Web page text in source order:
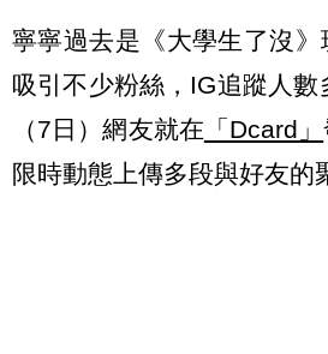
寧寧過去是《大學生了沒
吸引不少粉絲，IG追蹤人
（7日）網友就在 「Dcard」
限時動態上傳多段與好友的